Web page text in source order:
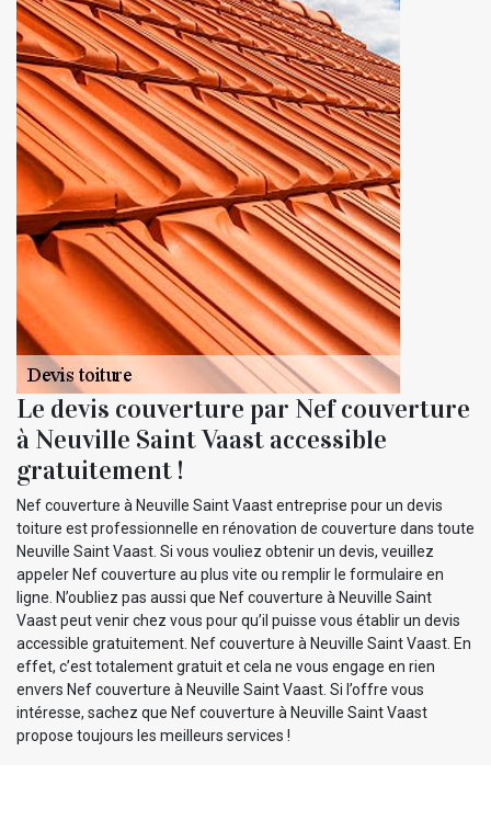
Le devis couverture par Nef couverture
à Neuville Saint Vaast accessible
gratuitement !
Nef couverture à Neuville Saint Vaast entreprise pour un devis
toiture est professionnelle en rénovation de couverture dans toute
Neuville Saint Vaast. Si vous vouliez obtenir un devis, veuillez
appeler Nef couverture au plus vite ou remplir le formulaire en
ligne. N’oubliez pas aussi que Nef couverture à Neuville Saint
Vaast peut venir chez vous pour qu’il puisse vous établir un devis
accessible gratuitement. Nef couverture à Neuville Saint Vaast. En
effet, c’est totalement gratuit et cela ne vous engage en rien
envers Nef couverture à Neuville Saint Vaast. Si l’offre vous
intéresse, sachez que Nef couverture à Neuville Saint Vaast
propose toujours les meilleurs services !